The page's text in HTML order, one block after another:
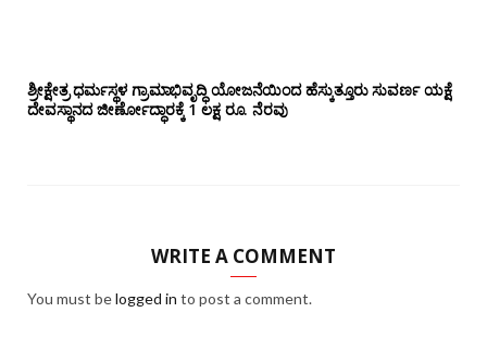
ಶ್ರೀಕ್ಷೇತ್ರ ಧರ್ಮಸ್ಥಳ ಗ್ರಾಮಾಭಿವೃದ್ಧಿ ಯೋಜನೆಯಿಂದ ಹೆಸ್ಕುತ್ತೂರು ಸುವರ್ಣ ಯಕ್ಷೆ
ದೇವಸ್ಥಾನದ ಜೀರ್ಣೋದ್ಧಾರಕ್ಕೆ 1 ಲಕ್ಷ ರೂ. ನೆರವು
WRITE A COMMENT
You must belogged in to post a comment.